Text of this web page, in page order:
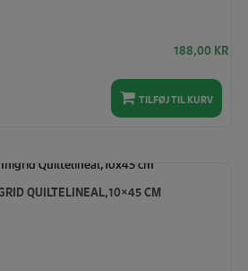
188,00 KR
TILFØJ TIL KURV
QUILTELINEAL,10×45 CM